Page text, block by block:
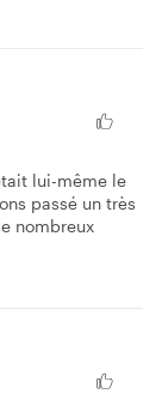
lui-même le
passé un très
nombreux